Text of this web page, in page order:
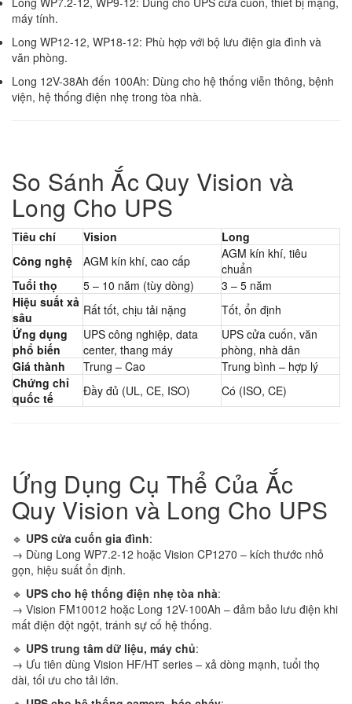
máy tính.
Long WP12-12, WP18-12: Phù hợp với bộ lưu điện gia đình và
văn phòng.
Long 12V-38Ah đến 100Ah: Dùng cho hệ thống viễn thông, bệnh
viện, hệ thống điện nhẹ trong tòa nhà.
So Sánh Ắc Quy Vision và
Long Cho UPS
Tiêu chí Vision
Long
Công nghệ
AGM kín khí, cao cấp
AGM kín khí, tiêu
chuẩn
Tuổi thọ
5 – 10 năm (tùy dòng)
3 – 5 năm
Hiệu suất xả
sâu
Rất tốt, chịu tải nặng
Tốt, ổn định
Ứng dụng
phổ biến
UPS công nghiệp, data
center, thang máy
UPS cửa cuốn, văn
phòng, nhà dân
Giá thành
Trung – Cao
Trung bình – hợp lý
Chứng chỉ
quốc tế
Đầy đủ (UL, CE, ISO) Có (ISO, CE)
Ứng Dụng Cụ Thể Của Ắc
Quy Vision và Long Cho UPS
🔹 UPS cửa cuốn gia đình:
→ Dùng Long WP7.2-12 hoặc Vision CP1270 – kích thước nhỏ
gọn, hiệu suất ổn định.
🔹 UPS cho hệ thống điện nhẹ tòa nhà:
→ Vision FM10012 hoặc Long 12V-100Ah – đảm bảo lưu điện khi
mất điện đột ngột, tránh sự cố hệ thống.
🔹 UPS trung tâm dữ liệu, máy chủ:
→ Ưu tiên dùng Vision HF/HT series – xả dòng mạnh, tuổi thọ
dài, tối ưu cho tải lớn.